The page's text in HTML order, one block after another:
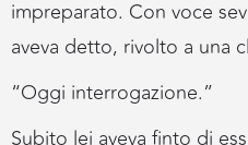
impreparato. Con voce
aveva detto, rivolto a una
“Oggi interrogazione.”
Subito lei aveva finto di